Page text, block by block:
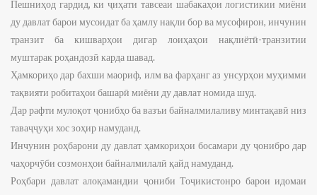
Пешниҳод гардид, ки ҷиҳати тавсеаи шабакаҳои логистикии миёни
ду давлат барои мусоидат ба ҳамлу нақли бор ва мусофирон, инчунин
транзит ба кишварҳои дигар лоиҳаҳои нақлиётӣ-транзитии
муштарак роҳандозӣ карда шавад.
Ҳамкориҳо дар бахши маориф, илм ва фарҳанг аз унсурҳои муҳимми
тақвияти робитаҳои башарӣ миёни ду давлат номида шуд.
Дар рафти мулоқот ҷонибҳо ба вазъи байналмилаливу минтақавӣ низ
таваҷҷуҳи хос зоҳир намуданд.
Инчунин роҳбарони ду давлат ҳамкориҳои босамари ду ҷонибро дар
чаҳорчӯби созмонҳои байналмилалӣ қайд намуданд.
Роҳбари давлат алоқамандии ҷониби Тоҷикистонро барои идомаи